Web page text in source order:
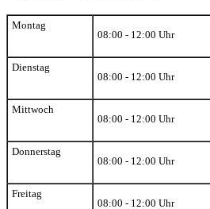
Montag
08:00 - 12:00 Uhr
Dienstag
08:00 - 12:00 Uhr
Mittwoch
08:00 - 12:00 Uhr
Donnerstag
08:00 - 12:00 Uhr
Freitag
08:00 - 12:00 Uhr